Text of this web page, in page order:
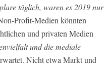
täglich, waren es 2019 nur
Profit-Medien könnten
und privaten Medien
und die mediale
Nicht etwa Markt und